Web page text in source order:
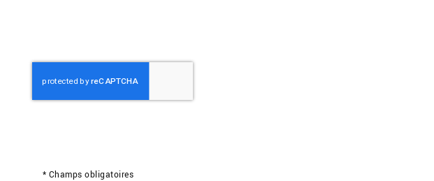
* Champs obligatoires